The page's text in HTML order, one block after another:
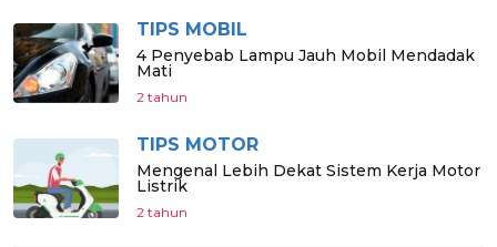
TIPS MOBIL
4 Penyebab Lampu Jauh Mobil Mendadak
Mati
2 tahun
TIPS MOTOR
Mengenal Lebih Dekat Sistem Kerja Motor
Listrik
2 tahun